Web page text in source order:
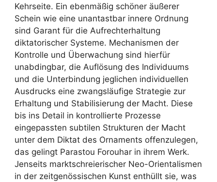
Kehrseite. Ein ebenmäßig schöner äußerer
Schein wie eine unantastbar innere Ordnung
sind Garant für die Aufrechterhaltung
diktatorischer Systeme. Mechanismen der
Kontrolle und Überwachung sind hierfür
unabdingbar, die Auflösung des Individuums
und die Unterbindung jeglichen individuellen
Ausdrucks eine zwangsläufige Strategie zur
Erhaltung und Stabilisierung der Macht. Diese
bis ins Detail in kontrollierte Prozesse
eingepassten subtilen Strukturen der Macht
unter dem Diktat des Ornaments offenzulegen,
das gelingt Parastou Forouhar in ihrem Werk.
Jenseits marktschreierischer Neo-Orientalismen
in der zeitgenössischen Kunst enthüllt sie, was